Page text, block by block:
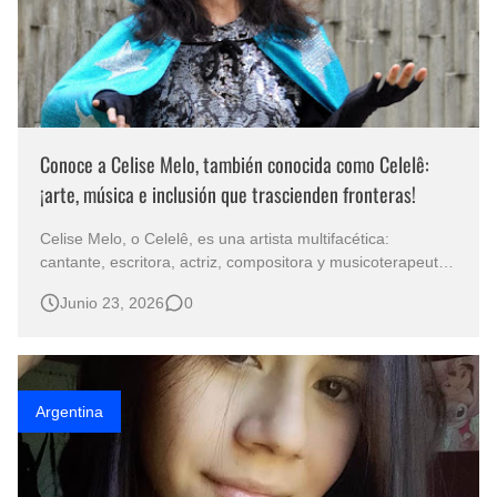
Conoce a Celise Melo, también conocida como Celelê:
¡arte, música e inclusión que trascienden fronteras!
Celise Melo, o Celelê, es una artista multifacética:
cantante, escritora, actriz, compositora y musicoterapeuta.
jóvenes y adultos ya forma parte de los programas
Unidos. Ha actuado…
Junio 23, 2026 0
Argentina